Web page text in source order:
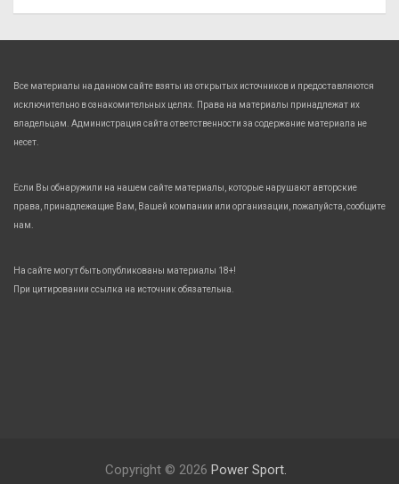
Все материалы на данном сайте взяты из открытых источников и предоставляются
исключительно в ознакомительных целях. Права на материалы принадлежат их
владельцам. Администрация сайта ответственности за содержание материала не
несет.
Если Вы обнаружили на нашем сайте материалы, которые нарушают авторские
права, принадлежащие Вам, Вашей компании или организации, пожалуйста, сообщите
нам.
На сайте могут быть опубликованы материалы 18+!
При цитировании ссылка на источник обязательна.
Copyright © 2026 Power Sport.